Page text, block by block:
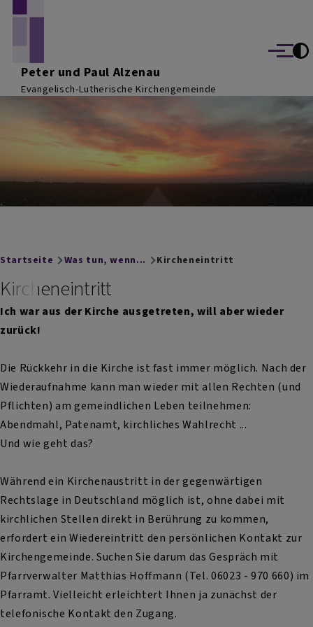
Peter und Paul Alzenau
Evangelisch-Lutherische Kirchengemeinde
Menü
Breadcrumb
Startseite Was tun, wenn... Kircheneintritt
Kircheneintritt
Ich war aus der Kirche ausgetreten, will aber wieder
zurück!
Die Rückkehr in die Kirche ist fast immer möglich. Nach der
Wiederaufnahme kann man wieder mit allen Rechten (und
Pflichten) am gemeindlichen Leben teilnehmen:
Abendmahl, Patenamt, kirchliches Wahlrecht ...
Und wie geht das?
Während ein Kirchenaustritt in der gegenwärtigen
Rechtslage in Deutschland möglich ist, ohne dabei mit
kirchlichen Stellen direkt in Berührung zu kommen,
erfordert ein Wiedereintritt den persönlichen Kontakt zur
Kirchengemeinde. Suchen Sie darum das Gespräch mit
Pfarrverwalter Matthias Hoffmann (Tel. 06023 - 970 660) im
Pfarramt. Vielleicht erleichtert Ihnen ja zunächst der
telefonische Kontakt den Zugang.